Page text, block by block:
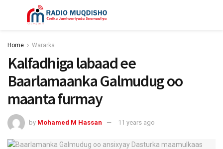
Home Wararka
Kalfadhiga labaad ee
Baarlamaanka Galmudug oo
maanta furmay
by Mohamed M Hassan 11 years ago